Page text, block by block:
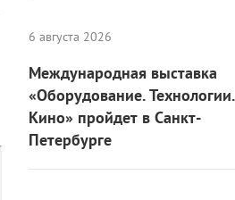
6 августа 2026
Международная выставка
«Оборудование. Технологии.
Кино» пройдет в Санкт-
Петербурге